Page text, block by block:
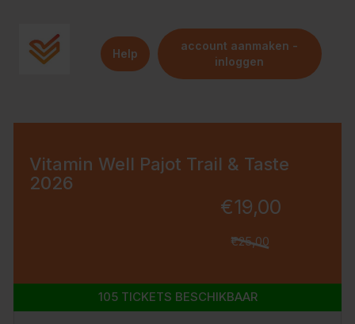
Help
account aanmaken -
inloggen
Vitamin Well Pajot Trail & Taste
2026
€19,00
€25,00
105 TICKETS BESCHIKBAAR